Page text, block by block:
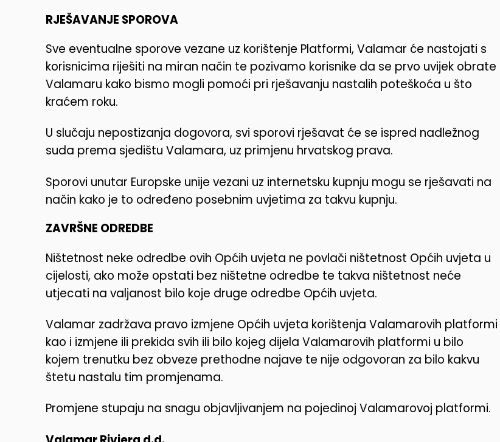
RJEŠAVANJE SPOROVA
Sve eventualne sporove vezane uz korištenje Platformi, Valamar će nastojati s
korisnicima riješiti na miran način te pozivamo korisnike da se prvo uvijek obrate
Valamaru kako bismo mogli pomoći pri rješavanju nastalih poteškoća u što
kraćem roku.
U slučaju nepostizanja dogovora, svi sporovi rješavat će se ispred nadležnog
suda prema sjedištu Valamara, uz primjenu hrvatskog prava.
Sporovi unutar Europske unije vezani uz internetsku kupnju mogu se rješavati na
način kako je to određeno posebnim uvjetima za takvu kupnju.
ZAVRŠNE ODREDBE
Ništetnost neke odredbe ovih Općih uvjeta ne povlači ništetnost Općih uvjeta u
cijelosti, ako može opstati bez ništetne odredbe te takva ništetnost neće
utjecati na valjanost bilo koje druge odredbe Općih uvjeta.
Valamar zadržava pravo izmjene Općih uvjeta korištenja Valamarovih platformi
kao i izmjene ili prekida svih ili bilo kojeg dijela Valamarovih platformi u bilo
kojem trenutku bez obveze prethodne najave te nije odgovoran za bilo kakvu
štetu nastalu tim promjenama.
Promjene stupaju na snagu objavljivanjem na pojedinoj Valamarovoj platformi.